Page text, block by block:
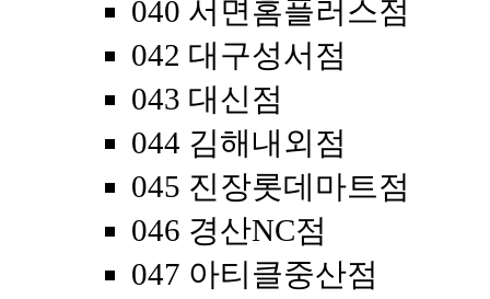
040 서면홈플러스점
042 대구성서점
043 대신점
044 김해내외점
045 진장롯데마트점
046 경산NC점
047 아티클중산점